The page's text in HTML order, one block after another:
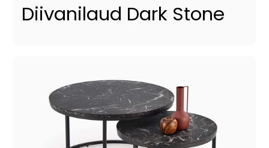
Diivanilaud Dark Stone